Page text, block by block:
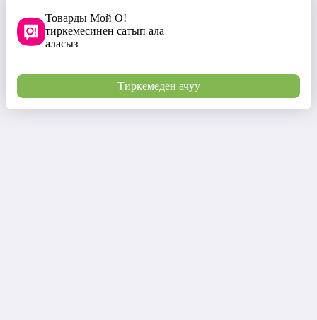
Товарды Мой О!
тиркемесинен сатып ала
аласыз
Тиркемеден ачуу